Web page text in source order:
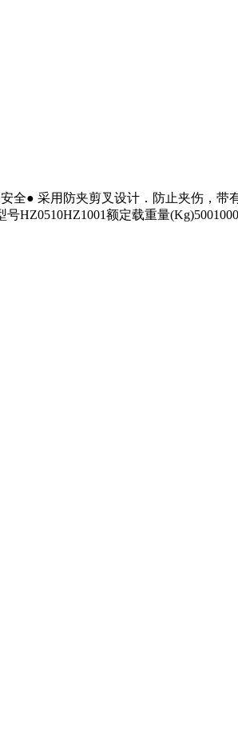
全● 采用防夹剪叉设计．防止夹伤，带
HZ0510HZ1001额定载重量